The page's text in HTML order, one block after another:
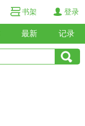
书架 登录
最新 记录